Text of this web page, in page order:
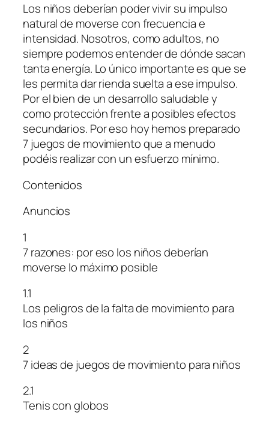
Los niños deberían poder vivir su impulso
natural de moverse con frecuencia e
intensidad. Nosotros, como adultos, no
siempre podemos entender de dónde sacan
tanta energía. Lo único importante es que se
les permita dar rienda suelta a ese impulso.
Por el bien de un desarrollo saludable y
como protección frente a posibles efectos
secundarios. Por eso hoy hemos preparado
7 juegos de movimiento que a menudo
podéis realizar con un esfuerzo mínimo.
Contenidos
Anuncios
1
7 razones: por eso los niños deberían
moverse lo máximo posible
1.1
Los peligros de la falta de movimiento para
los niños
2
7 ideas de juegos de movimiento para niños
2.1
Tenis con globos